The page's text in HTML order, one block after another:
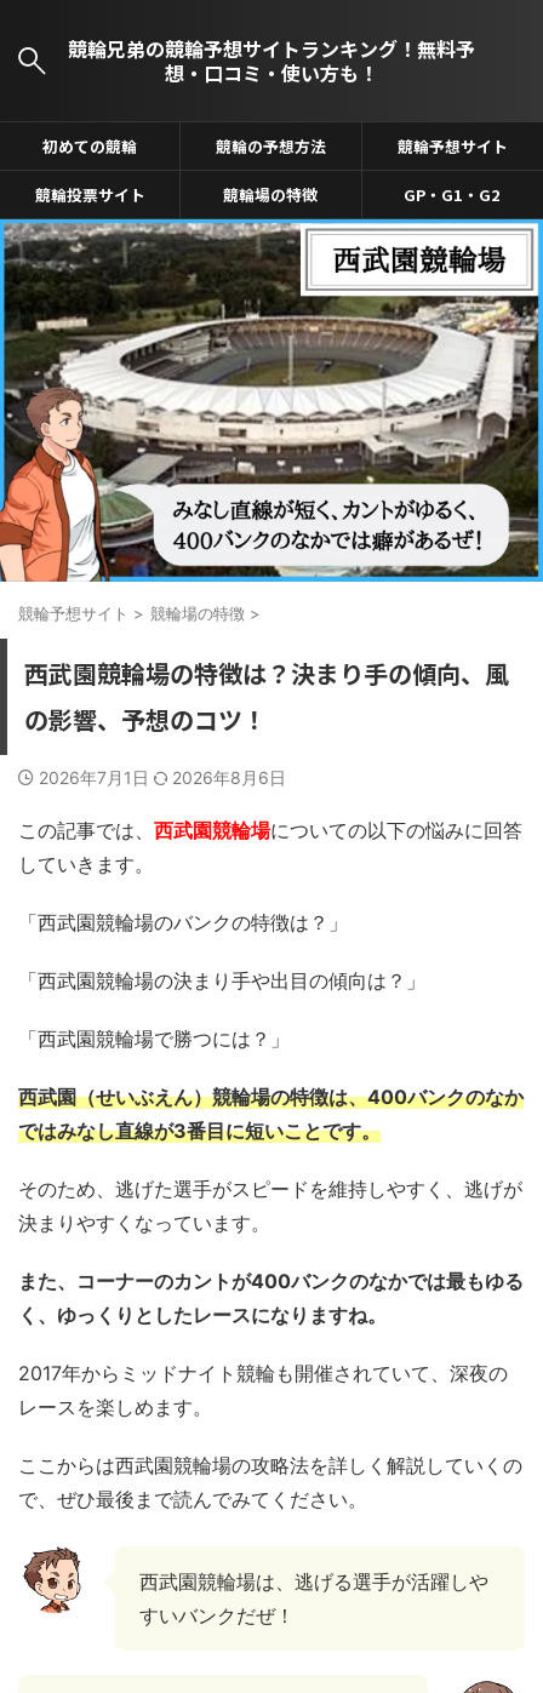
競輪兄弟の競輪予想サイトランキング！無料予
想・口コミ・使い方も！
初めての競輪 競輪の予想方法 競輪予想サイト
競輪投票サイト 競輪場の特徴 GP・G1・G2
競輪予想サイト > 競輪場の特徴 >
西武園競輪場の特徴は？決まり手の傾向、風
の影響、予想のコツ！
2026年7月1日 2026年8月6日
この記事では、 西武園競輪場についての以下の悩みに回答
していきます。
「西武園競輪場のバンクの特徴は？」
「西武園競輪場の決まり手や出目の傾向は？」
「西武園競輪場で勝つには？」
西武園（せいぶえん）競輪場の特徴は、400バンクのなか
ではみなし直線が3番目に短いことです。
そのため、逃げた選手がスピードを維持しやすく、逃げが
決まりやすくなっています。
また、コーナーのカントが400バンクのなかでは最もゆる
く、ゆっくりとしたレースになりますね。
2017年からミッドナイト競輪も開催されていて、深夜の
レースを楽しめます。
ここからは西武園競輪場の攻略法を詳しく解説していくの
で、ぜひ最後まで読んでみてください。
西武園競輪場は、逃げる選手が活躍しや
すいバンクだぜ！